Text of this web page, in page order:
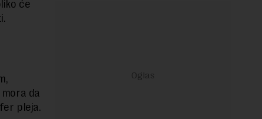
će
da
pleja.